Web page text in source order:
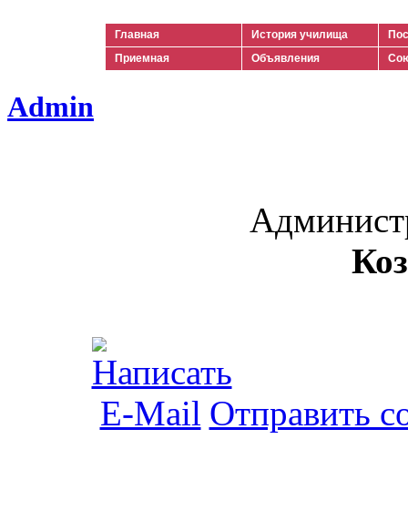
Главная История училища
Приемная
Объявления
Admin
Отправить